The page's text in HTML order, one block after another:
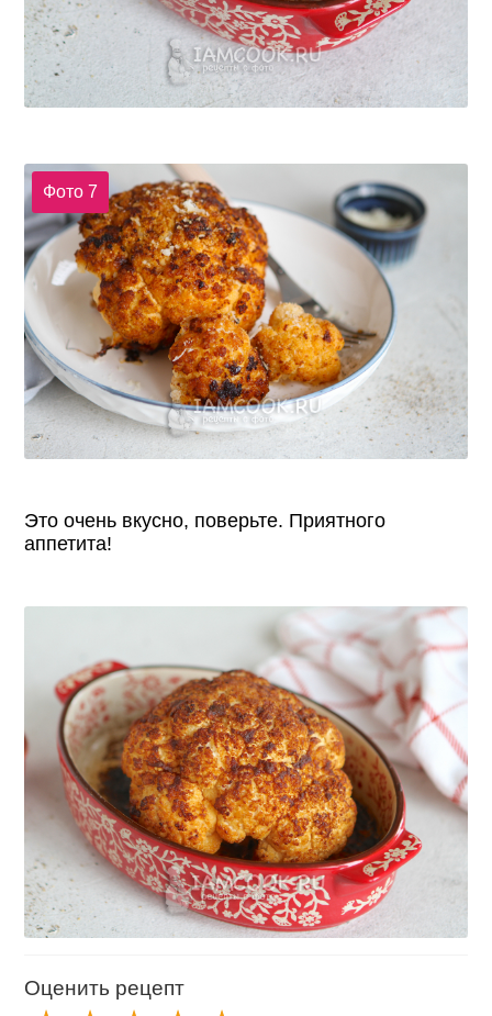
Фото 7
Это очень вкусно, поверьте. Приятного
аппетита!
Оценить рецепт